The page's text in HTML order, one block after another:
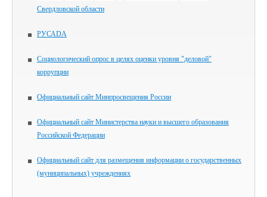
Свердловской области
РУСАDА
Социологический опрос в целях оценки уровня "деловой"
коррупции
Официальный сайт Минпросвещения России
Официальный сайт Министерства науки и высшего образования
Российской Федерации
Официальный сайт для размещения информации о государственных
(муниципальных) учреждениях